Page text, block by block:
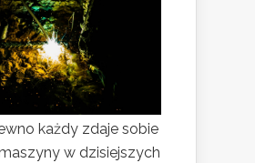
każdy zdaje sobie
w dzisiejszych